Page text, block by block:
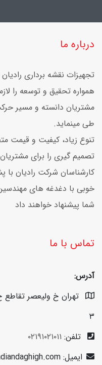
درباره ما
تجهیزات نقشه برداری
همواره تحقیق و توسعه را
مشتریان دانسته و مسیر
طی مینماید.
تنوع زیاد، کیفیت و قیمت
تصمیم گیری را برای
کارشناسان شرکت رادیان با
خوبی با دغدغه های مهندسین
شما پیشنهاد خواهند داد
تماس با ما
آدرس:
۳
تلفن: ۰۲۱۹۱۰۲۱۰۱۱
ایمیل: info@radiandaghigh.com